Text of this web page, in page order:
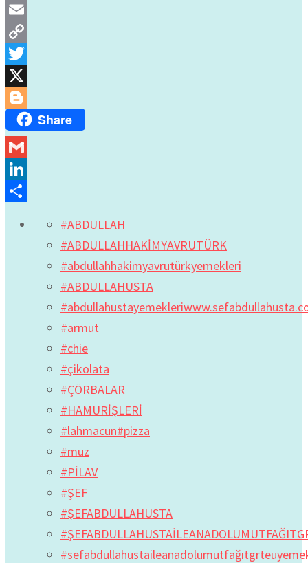
Mastodon
Email
Copy
Link
Twitter
X
BloggerShare
Gmail
LinkedIn
#ABDULLAH
#ABDULLAHHAKİMYAVRUTÜRK
#abdullahhakimyavrutürkyemekleri
#ABDULLAHUSTA
#armut
#chie
#çikolata
#ÇÖRBALAR
#HAMURİŞLERİ
#lahmacun#pizza
#muz
#PİLAV
#ŞEF
#ŞEFABDULLAHUSTA